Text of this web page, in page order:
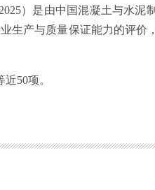
）是由中国混凝土与水泥
产与质量保证能力的评
近50项。